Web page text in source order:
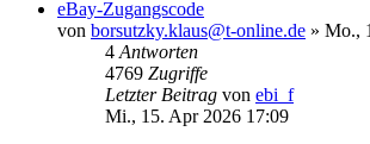
eBay-Zugangscode
von borsutzky.klaus@t-online.de » Mo.,
4 Antworten
4769 Zugriffe
Letzter Beitrag von ebi_f
Mi., 15. Apr 2026 17:09